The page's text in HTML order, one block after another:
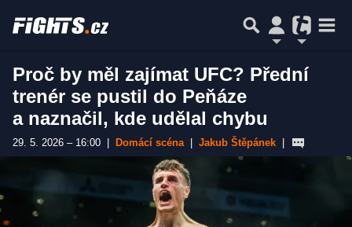
Proč by měl zajímat UFC? Přední
trenér se pustil do Peňáze
a naznačil, kde udělal chybu
29. 5. 2026 – 16:00 Domácí scéna Jakub Štěpánek